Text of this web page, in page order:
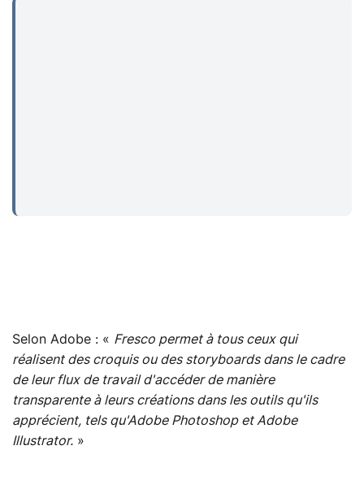
Selon Adobe : « Fresco permet à tous ceux qui
réalisent des croquis ou des storyboards dans le cadre
de leur flux de travail d'accéder de manière
transparente à leurs créations dans les outils qu'ils
apprécient, tels qu'Adobe Photoshop et Adobe
Illustrator. »